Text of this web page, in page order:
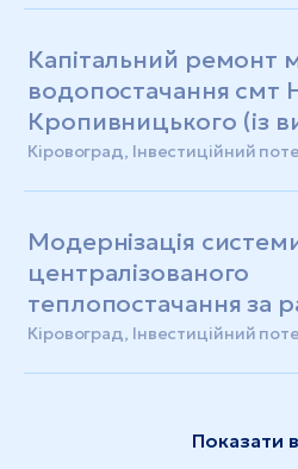
Капітальний ремонт
водопостачання смт
Кропивницького (із
ПКД)
Кіровоград, Інвестиційний
Модернізація
централізованого
теплопостачання за
реконструкції
Кіровоград, Інвестиційний
Показати